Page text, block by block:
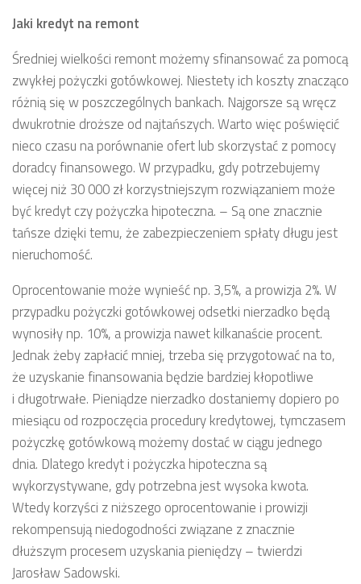
Jaki kredyt na remont
Średniej wielkości remont możemy sfinansować za pomocą
zwykłej pożyczki gotówkowej. Niestety ich koszty znacząco
różnią się w poszczególnych bankach. Najgorsze są wręcz
dwukrotnie droższe od najtańszych. Warto więc poświęcić
nieco czasu na porównanie ofert lub skorzystać z pomocy
doradcy finansowego. W przypadku, gdy potrzebujemy
więcej niż 30 000 zł korzystniejszym rozwiązaniem może
być kredyt czy pożyczka hipoteczna. – Są one znacznie
tańsze dzięki temu, że zabezpieczeniem spłaty długu jest
nieruchomość.
Oprocentowanie może wynieść np. 3,5%, a prowizja 2%. W
przypadku pożyczki gotówkowej odsetki nierzadko będą
wynosiły np. 10%, a prowizja nawet kilkanaście procent.
Jednak żeby zapłacić mniej, trzeba się przygotować na to,
że uzyskanie finansowania będzie bardziej kłopotliwe
i długotrwałe. Pieniądze nierzadko dostaniemy dopiero po
miesiącu od rozpoczęcia procedury kredytowej, tymczasem
pożyczkę gotówkową możemy dostać w ciągu jednego
dnia. Dlatego kredyt i pożyczka hipoteczna są
wykorzystywane, gdy potrzebna jest wysoka kwota.
Wtedy korzyści z niższego oprocentowanie i prowizji
rekompensują niedogodności związane z znacznie
dłuższym procesem uzyskania pieniędzy – twierdzi
Jarosław Sadowski.